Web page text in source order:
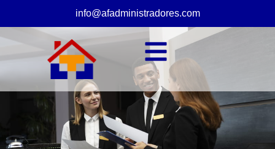
info@afadministradores.com